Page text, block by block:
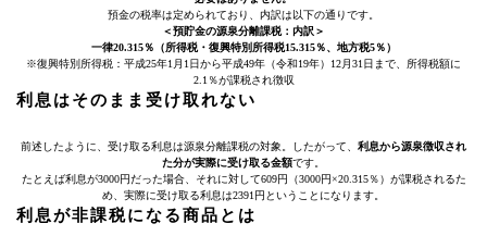
預金の税率は定められており、内訳は以下の通りです。
＜預貯金の源泉分離課税：内訳＞
一律20.315％（所得税・復興特別所得税15.315％、地方税5％）
※復興特別所得税：平成25年1月1日から平成49年（令和19年）12月31日まで、所得税額に
2.1％が課税され徴収
利息はそのまま受け取れない
前述したように、受け取る利息は源泉分離課税の対象。したがって、 利息から源泉徴収され
た分が実際に受け取る金額です。
たとえば利息が3000円だった場合、それに対して609円（3000円×20.315％）が課税されるた
め、実際に受け取る利息は2391円ということになります。
利息が非課税になる商品とは